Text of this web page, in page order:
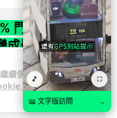
續使用
政
門市 業績反增
成最潮「新鮮
市從 1,000 間大幅減至
1.4 倍。做到「減店增
🎵 ⛶
📖 文字版訪問 →